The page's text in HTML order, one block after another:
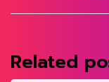
Related